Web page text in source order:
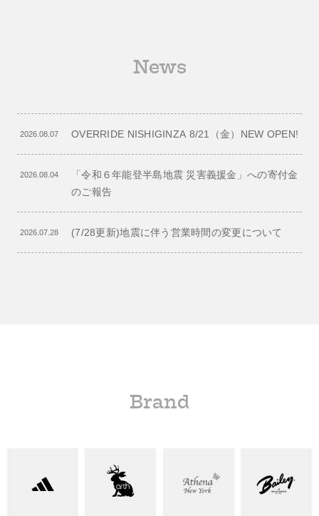
News
2026.08.07 OVERRIDE NISHIGINZA 8/21（金）NEW OPEN!
2026.08.04
「令和６年能登半島地震 災害義援金」への寄付金
のご報告
2026.07.28 (7/28更新)地震に伴う営業時間の変更について
Brand